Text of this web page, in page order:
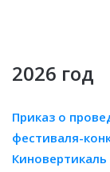
2026 год
Приказ о
фестиваля-
Киновертикаль